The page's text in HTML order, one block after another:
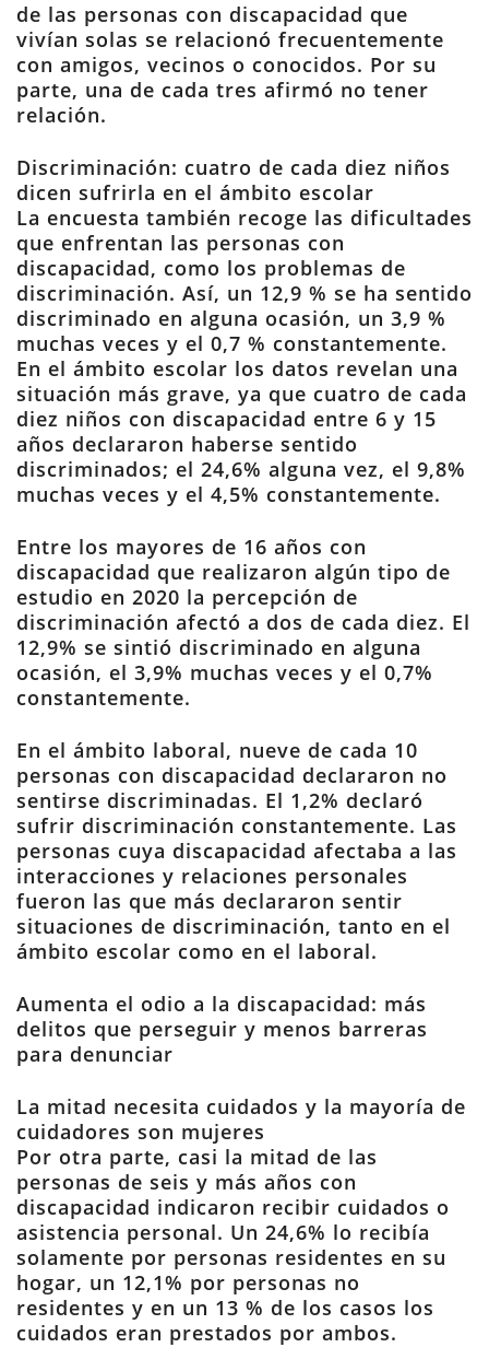
de las personas con discapacidad que
vivían solas se relacionó frecuentemente
con amigos, vecinos o conocidos. Por su
parte, una de cada tres afirmó no tener
relación.
Discriminación: cuatro de cada diez niños
dicen sufrirla en el ámbito escolar
La encuesta también recoge las dificultades
que enfrentan las personas con
discapacidad, como los problemas de
discriminación. Así, un 12,9 % se ha sentido
discriminado en alguna ocasión, un 3,9 %
muchas veces y el 0,7 % constantemente.
En el ámbito escolar los datos revelan una
situación más grave, ya que cuatro de cada
diez niños con discapacidad entre 6 y 15
años declararon haberse sentido
discriminados; el 24,6% alguna vez, el 9,8%
muchas veces y el 4,5% constantemente.
Entre los mayores de 16 años con
discapacidad que realizaron algún tipo de
estudio en 2020 la percepción de
discriminación afectó a dos de cada diez. El
12,9% se sintió discriminado en alguna
ocasión, el 3,9% muchas veces y el 0,7%
constantemente.
En el ámbito laboral, nueve de cada 10
personas con discapacidad declararon no
sentirse discriminadas. El 1,2% declaró
sufrir discriminación constantemente. Las
personas cuya discapacidad afectaba a las
interacciones y relaciones personales
fueron las que más declararon sentir
situaciones de discriminación, tanto en el
ámbito escolar como en el laboral.
Aumenta el odio a la discapacidad: más
delitos que perseguir y menos barreras
para denunciar
La mitad necesita cuidados y la mayoría de
cuidadores son mujeres
Por otra parte, casi la mitad de las
personas de seis y más años con
discapacidad indicaron recibir cuidados o
asistencia personal. Un 24,6% lo recibía
solamente por personas residentes en su
hogar, un 12,1% por personas no
residentes y en un 13 % de los casos los
cuidados eran prestados por ambos.